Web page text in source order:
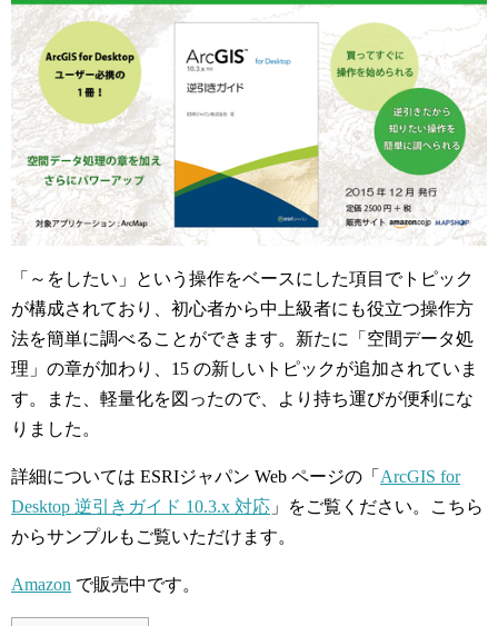
「～をしたい」という操作をベースにした項目でトピック
が構成されており、初心者から中上級者にも役立つ操作方
法を簡単に調べることができます。新たに「空間データ処
理」の章が加わり、15 の新しいトピックが追加されていま
す。また、軽量化を図ったので、より持ち運びが便利にな
りました。
詳細については ESRIジャパン Web ページの「 ArcGIS for
Desktop 逆引きガイド 10.3.x 対応 」をご覧ください。こちら
からサンプルもご覧いただけます。
Amazon で販売中です。